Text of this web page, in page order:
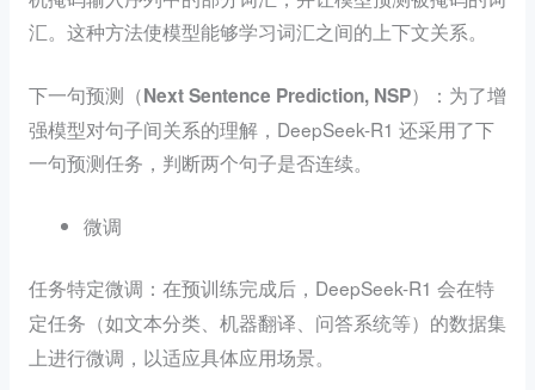
汇。这种方法使模型能够学习词汇之间的上下文关系。
下一句预测（Next Sentence Prediction, NSP）
：为了增
强模型对句子间关系的理解，DeepSeek-R1 还采用了下
一句预测任务，判断两个句子是否连续。
微调
任务特定微调 ：在预训练完成后，DeepSeek-R1 会在特
定任务（如文本分类、机器翻译、问答系统等）的数据集
上进行微调，以适应具体应用场景。